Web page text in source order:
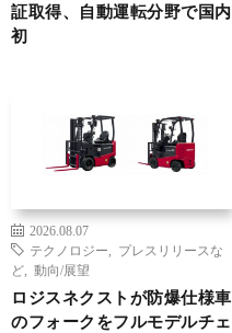
証取得、自動運転分野で国内
初
2026.08.07
テクノロジー
プレスリリースな
ど
動向/展望
ロジスネクストが防爆仕様車
のフォークをフルモデルチェ